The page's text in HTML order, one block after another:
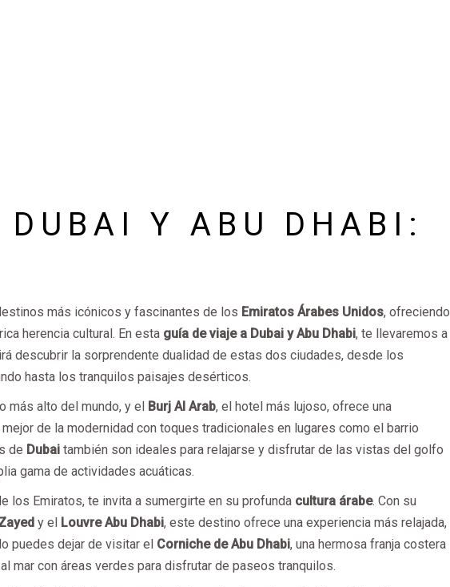
Y ABU DHABI:
más icónicos y fascinantes de los Emiratos Árabes Unidos, ofreciendo
herencia cultural. En esta guía de viaje a Dubai y Abu Dhabi, te llevaremos a
descubrir la sorprendente dualidad de estas dos ciudades, desde los
hasta los tranquilos paisajes desérticos.
más alto del mundo, y el Burj Al Arab, el hotel más lujoso, ofrece una
de la modernidad con toques tradicionales en lugares como el barrio
de Dubai también son ideales para relajarse y disfrutar de las vistas del golfo
gama de actividades acuáticas.
los Emiratos, te invita a sumergirte en su profunda cultura árabe. Con su
y el Louvre Abu Dhabi, este destino ofrece una experiencia más relajada,
puedes dejar de visitar el Corniche de Abu Dhabi, una hermosa franja costera
mar con áreas verdes para disfrutar de paseos tranquilos.